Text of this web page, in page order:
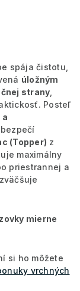
spája čistotu,
úložným
strany
Posteľ
a
(Topper) z
maximálny
priestrannej a
mierne
si ho môžete
vrchných